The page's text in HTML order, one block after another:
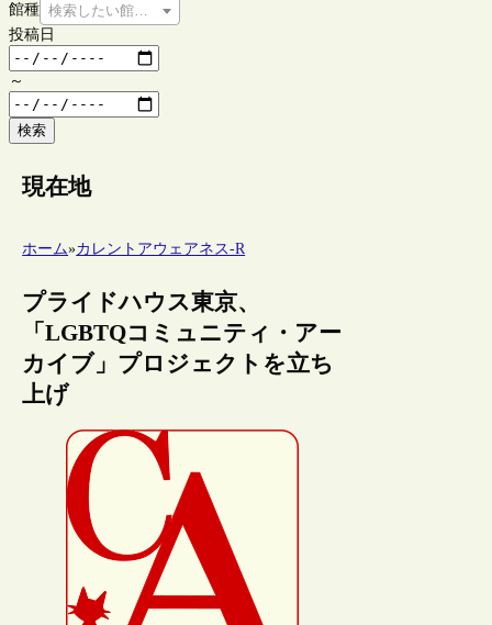
館種 検索したい館種を選択してください
投稿日
～
検索
現在地
ホーム»カレントアウェアネス-R
プライドハウス東京、
「LGBTQコミュニティ・アー
カイブ」プロジェクトを立ち
上げ